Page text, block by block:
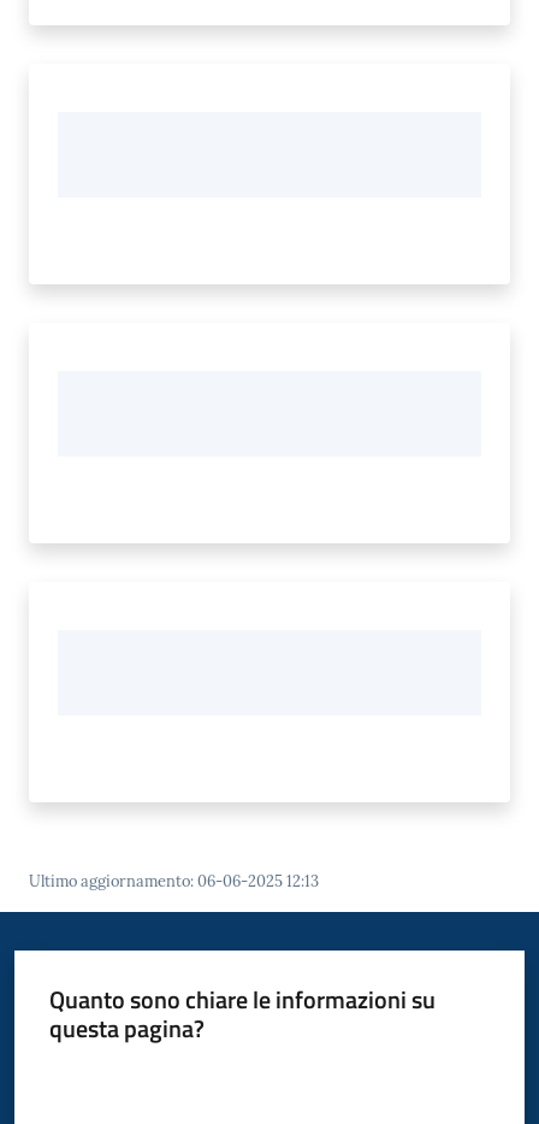
Ultimo aggiornamento:06-06-2025 12:13
Quanto sono chiare le informazioni su
questa pagina?